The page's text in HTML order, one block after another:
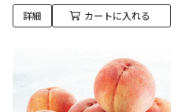
詳細 カートに入れる